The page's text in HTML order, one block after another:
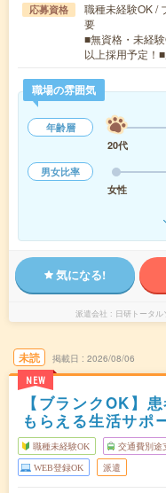
応募資格
職種未経験OK /
要
■無資格・未経
以上採用予定！
職場の雰囲気
年齢層
20代
男女比率
女性
気になる!
派遣会社 日研トータ
未読
NEW
掲載日 2026/08/06
【ブランクOK】
もらえる生活サポ
職種未経験OK 交通費別途
WEB登録OK 派遣